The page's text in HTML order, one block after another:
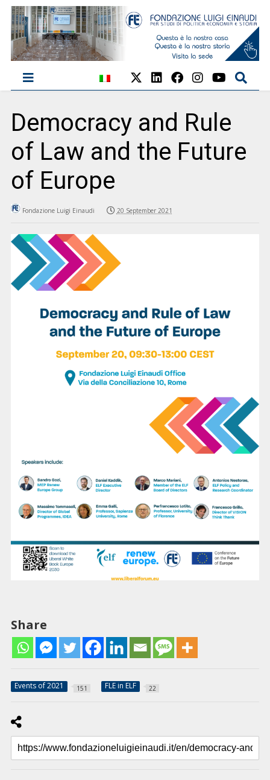
Democracy and Rule
of Law and the Future
of Europe
Fondazione Luigi Einaudi 20 September 2021
Share
Events of 2021 151 FLE in ELF 22